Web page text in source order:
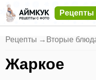
Рецепты
Рецепты → Вторые
Жаркое